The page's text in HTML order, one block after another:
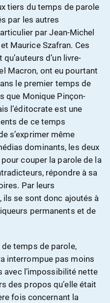
tiers du temps de parole
par les autres
par Jean-Michel
Maurice Szafran. Ces
d’un livre-
Macron, ont eu pourtant
le premier temps de
que Monique Pinçon-
l’éditocrate est une
de ce temps
s’exprimer même
dominants, les deux
couper la parole de la
répondre à sa
Par leurs
se sont donc ajoutés à
permanents et de
temps de parole,
interrompue pas moins
l’impossibilité nette
des propos qu’elle était
fois concernant la